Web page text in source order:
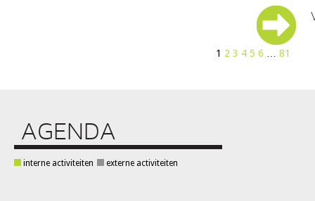
1 2 3 4 5 6 81
AGENDA
interne activiteiten externe activiteiten